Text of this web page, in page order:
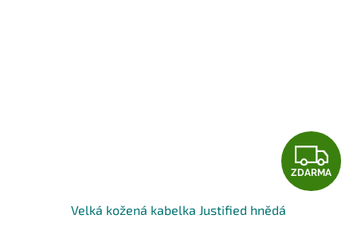
Z
D
ZDARMA
Velká kožená kabelka Justified hnědá